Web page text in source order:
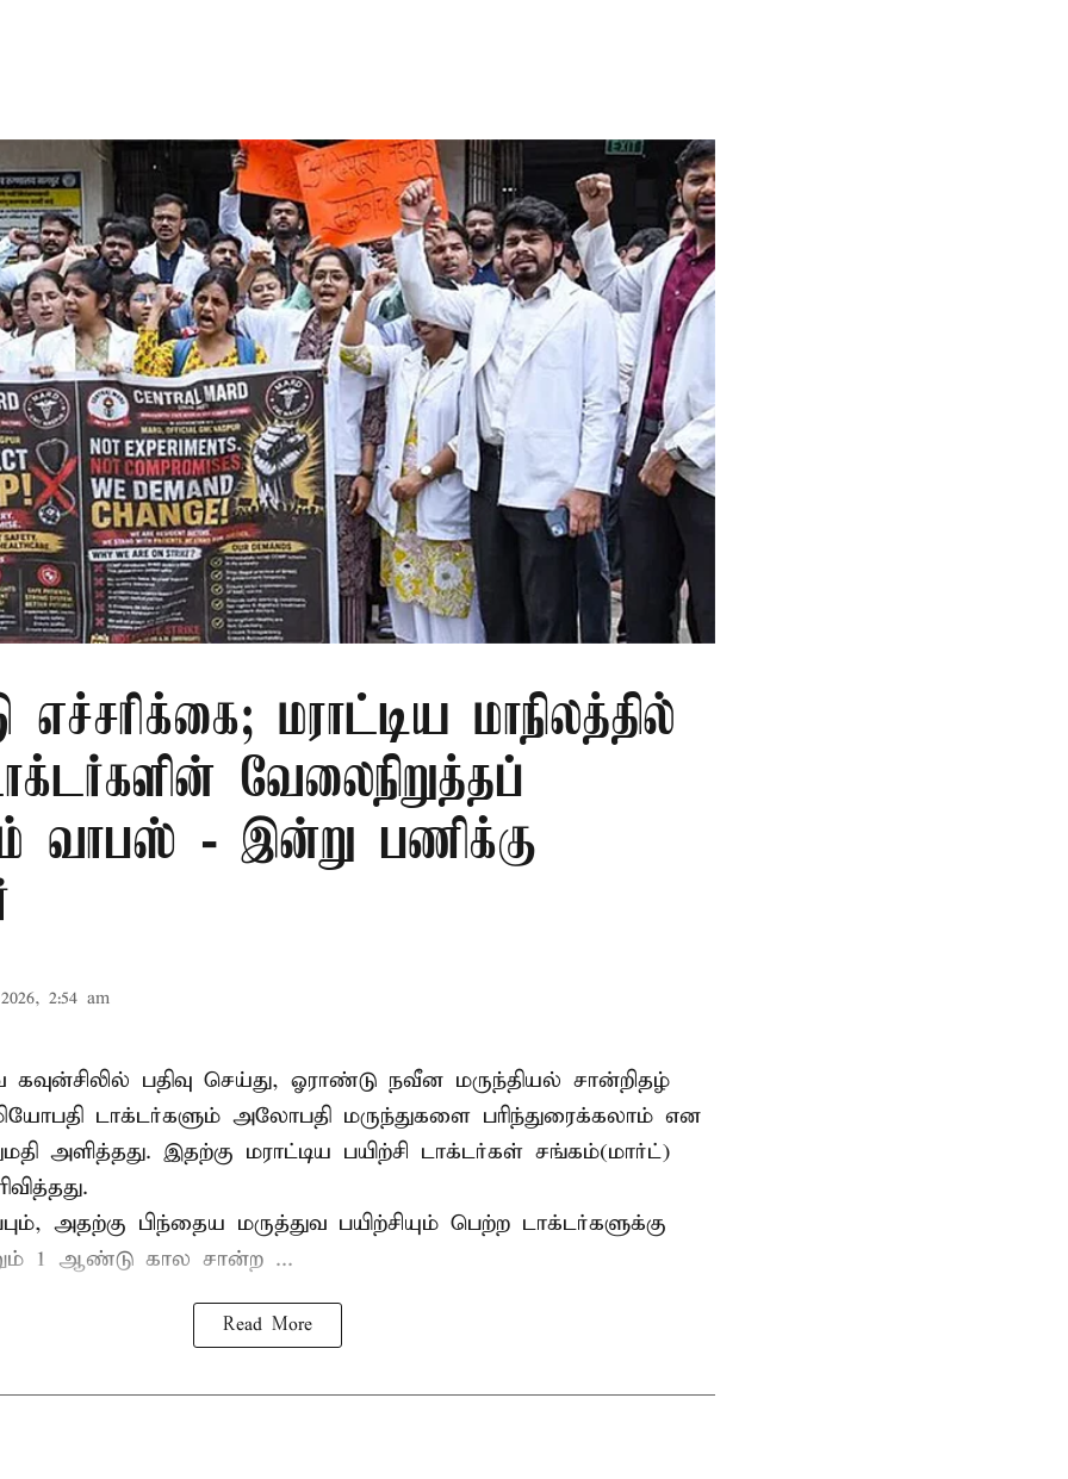
மராட்டிய மாநிலத்தில்
வேலைநிறுத்தப்
வாபஸ் - இன்று பணிக்கு
2:54 am
கவுன்சிலில் பதிவு செய்து, ஓராண்டு நவீன மருந்தியல் சான்றிதழ்
டாக்டர்களும் அலோபதி மருந்துகளை பரிந்துரைக்கலாம் என
அளித்தது. இதற்கு மராட்டிய பயிற்சி டாக்டர்கள் சங்கம்(மார்ட்)
அதற்கு பிந்தைய மருத்துவ பயிற்சியும் பெற்ற டாக்டர்களுக்கு
1 ஆண்டு கால சான்ற ...
Read More